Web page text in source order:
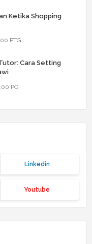
Ketika Shopping
PTG
Cara Setting
PG
Linkedin
Youtube